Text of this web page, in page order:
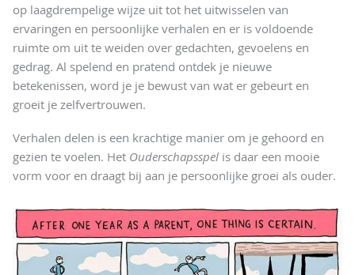
op laagdrempelige wijze uit tot het uitwisselen van
ervaringen en persoonlijke verhalen en er is voldoende
ruimte om uit te weiden over gedachten, gevoelens en
gedrag. Al spelend en pratend ontdek je nieuwe
betekenissen, word je je bewust van wat er gebeurt en
groeit je zelfvertrouwen.
Verhalen delen is een krachtige manier om je gehoord en
gezien te voelen. Het Ouderschapsspel is daar een mooie
vorm voor en draagt bij aan je persoonlijke groei als ouder.